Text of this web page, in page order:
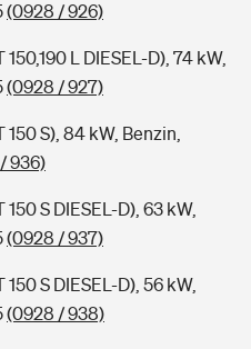
(0928 / 926)
L DIESEL-D), 74 kW,
(0928 / 927)
S), 84 kW, Benzin,
936)
S DIESEL-D), 63 kW,
(0928 / 937)
S DIESEL-D), 56 kW,
(0928 / 938)